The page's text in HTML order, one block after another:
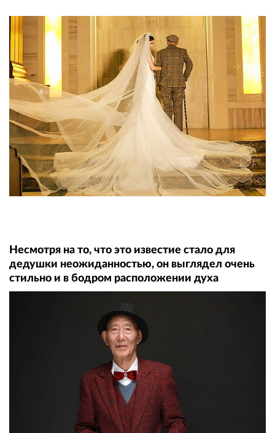
Несмотря на то, что это известие стало для
дедушки неожиданностью, он выглядел очень
стильно и в бодром расположении духа